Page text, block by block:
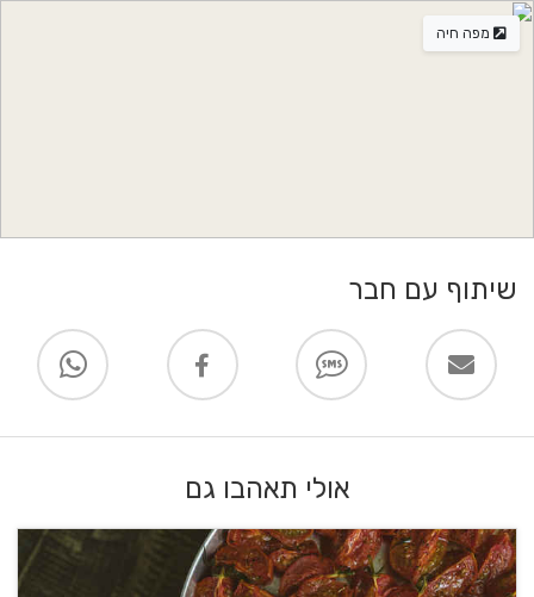
מפה חיה
שיתוף עם חבר
אולי תאהבו גם